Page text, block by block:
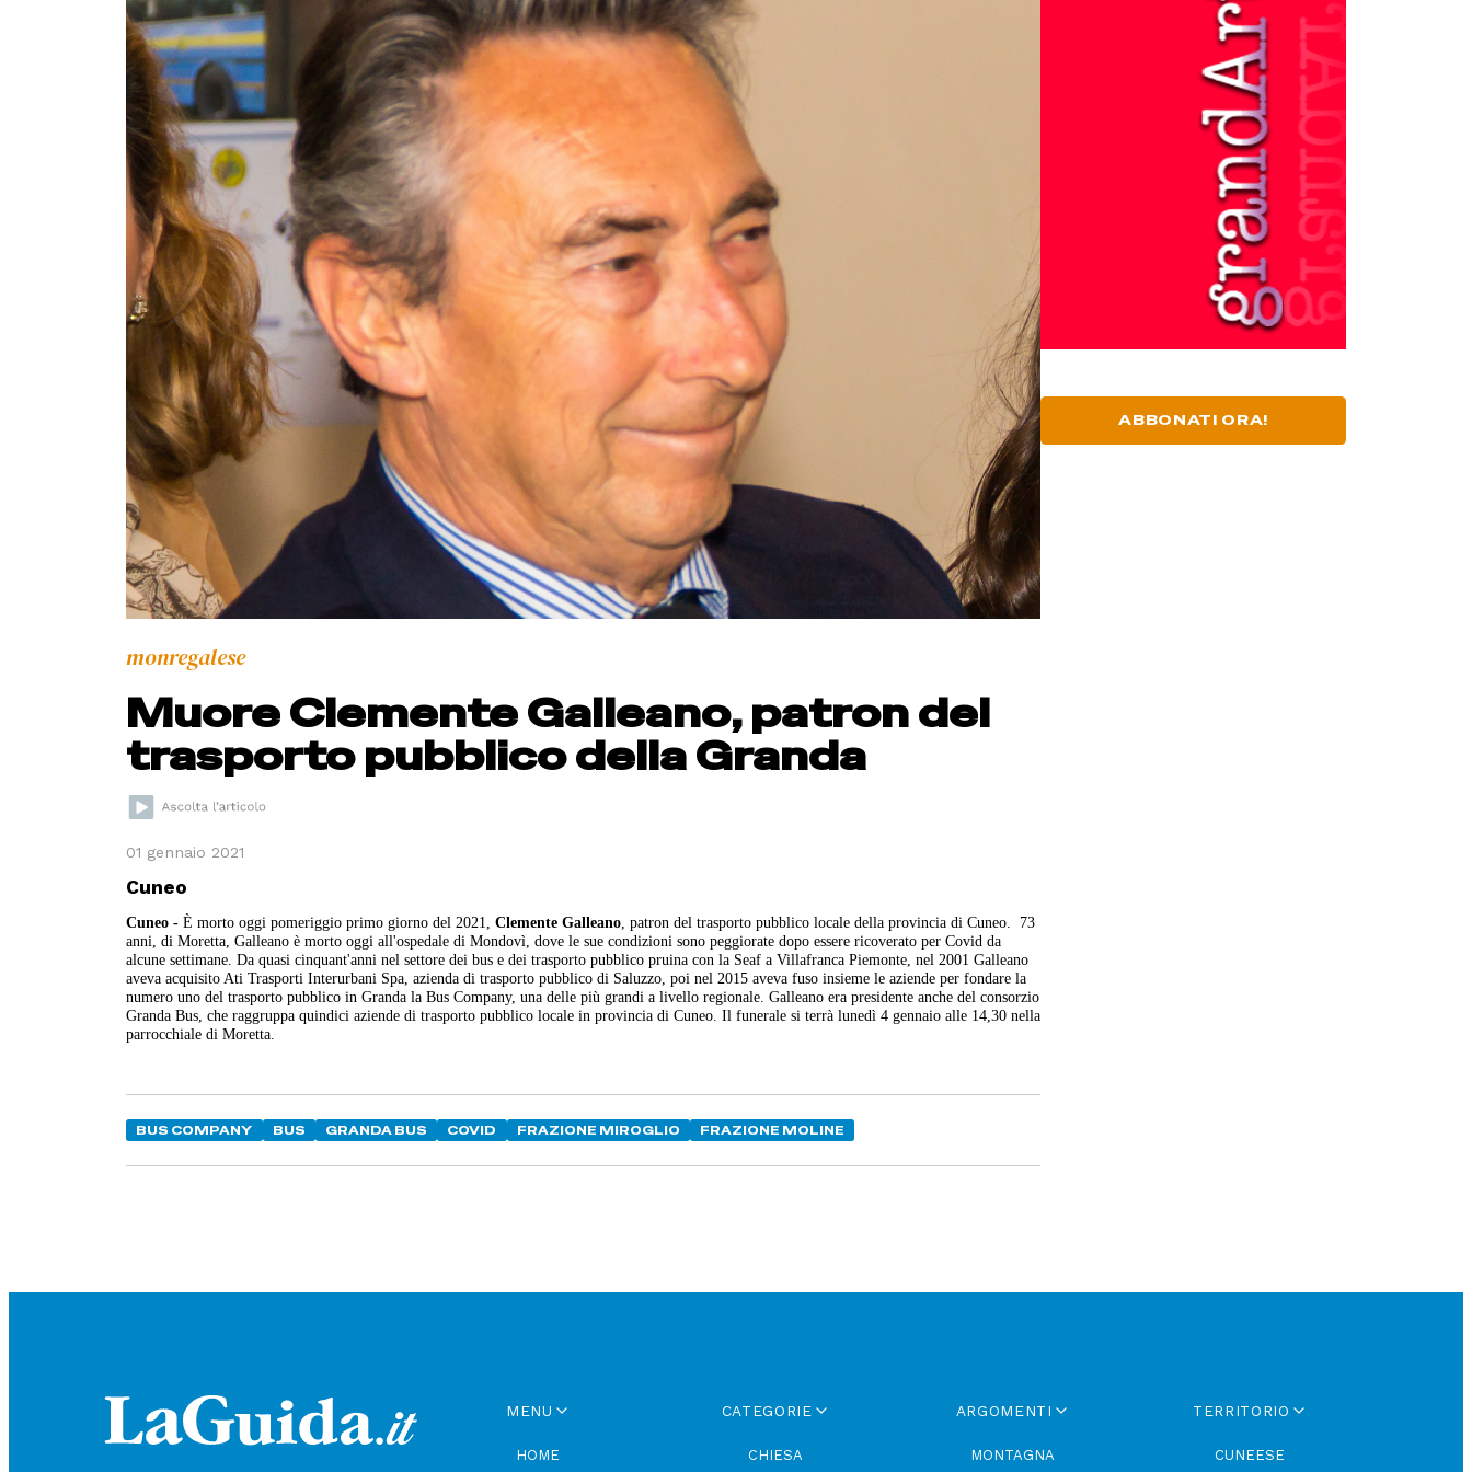
monregalese
Muore Clemente Galleano, patron del
trasporto pubblico della Granda
01 gennaio 2021
Cuneo
Cuneo -È morto oggi pomeriggio primo giorno del 2021,Clemente Galleano , patron del trasporto pubblico locale della provincia di Cuneo. 73
anni, di Moretta, Galleano è morto oggi all'ospedale di Mondovì, dove le sue condizioni sono peggiorate dopo essere ricoverato per Covid da
alcune settimane. Da quasi cinquant'anni nel settore dei bus e dei trasporto pubblico pruina con la Seaf a Villafranca Piemonte, nel 2001 Galleano
aveva acquisito Ati Trasporti Interurbani Spa, azienda di trasporto pubblico di Saluzzo, poi nel 2015 aveva fuso insieme le aziende per fondare la
numero uno del trasporto pubblico in Granda la Bus Company, una delle più grandi a livello regionale. Galleano era presidente anche del consorzio
Granda Bus, che raggruppa quindici aziende di trasporto pubblico locale in provincia di Cuneo. Il funerale si terrà lunedì 4 gennaio alle 14,30 nella
parrocchiale di Moretta.
BUS COMPANY BUS GRANDA BUS COVID FRAZIONE MIROGLIO FRAZIONE MOLINE
ABBONATI ORA!
MENU
HOME
CATEGORIE
CHIESA
ARGOMENTI
MONTAGNA
TERRITORIO
CUNEESE